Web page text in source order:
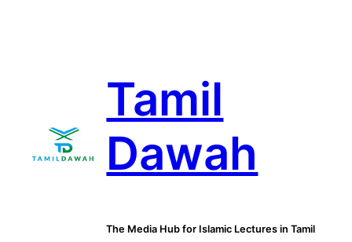
Tamil
Dawah
The Media Hub for Islamic Lectures in Tamil